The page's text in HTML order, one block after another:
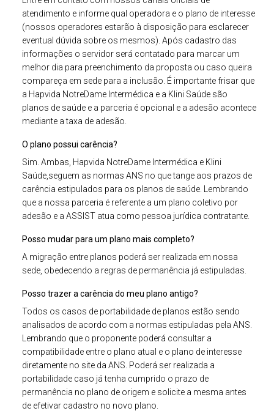
atendimento e informe qual operadora e o plano de interesse
(nossos operadores estarão à disposição para esclarecer
eventual dúvida sobre os mesmos). Após cadastro das
informações o servidor será contatado para marcar um
melhor dia para preenchimento da proposta ou caso queira
compareça em sede para a inclusão. É importante frisar que
a Hapvida NotreDame Intermédica e a Klini Saúde são
planos de saúde e a parceria é opcional e a adesão acontece
mediante a taxa de adesão.
O plano possui carência?
Sim. Ambas, Hapvida NotreDame Intermédica e Klini
Saúde,seguem as normas ANS no que tange aos prazos de
carência estipulados para os planos de saúde. Lembrando
que a nossa parceria é referente a um plano coletivo por
adesão e a ASSIST atua como pessoa jurídica contratante.
Posso mudar para um plano mais completo?
A migração entre planos poderá ser realizada em nossa
sede, obedecendo a regras de permanência já estipuladas.
Posso trazer a carência do meu plano antigo?
Todos os casos de portabilidade de planos estão sendo
analisados de acordo com a normas estipuladas pela ANS.
Lembrando que o proponente poderá consultar a
compatibilidade entre o plano atual e o plano de interesse
diretamente no site da ANS. Poderá ser realizada a
portabilidade caso já tenha cumprido o prazo de
permanência no plano de origem e solicite a mesma antes
de efetivar cadastro no novo plano.